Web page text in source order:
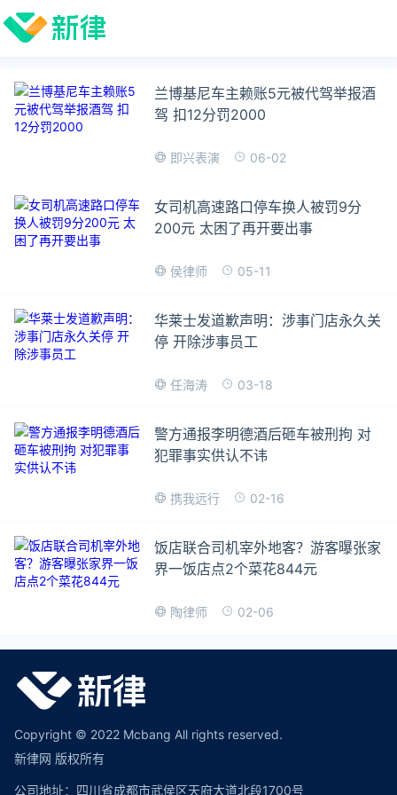
兰博基尼车主赖账5元被代驾举报酒
驾 扣12分罚2000
即兴表演 06-02
女司机高速路口停车换人被罚9分
200元 太困了再开要出事
侯律师 05-11
华莱士发道歉声明：涉事门店永久关
停 开除涉事员工
任海涛 03-18
警方通报李明德酒后砸车被刑拘 对
犯罪事实供认不讳
携我远行 02-16
饭店联合司机宰外地客？游客曝张家
界一饭店点2个菜花844元
陶律师 02-06
Copyright © 2022 Mcbang All rights reserved.
新律网 版权所有
公司地址：四川省成都市武侯区天府大道北段1700号